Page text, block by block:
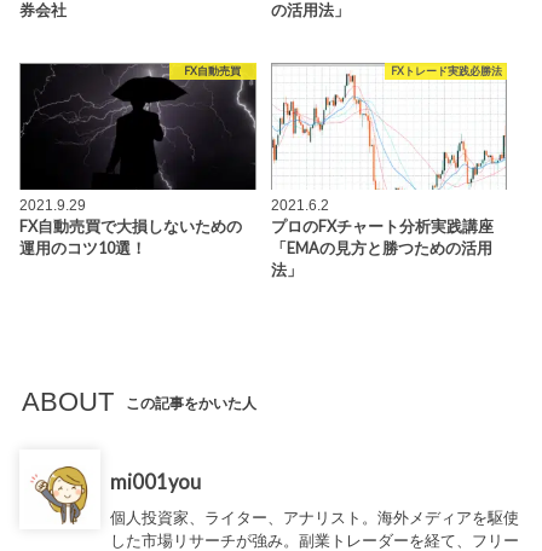
券会社
の活用法」
FX自動売買
2021.9.29
FX自動売買で大損しないための
運用のコツ10選！
FXトレード実践必勝法
2021.6.2
プロのFXチャート分析実践講座
「EMAの見方と勝つための活用
法」
ABOUT この記事をかいた人
mi001you
個人投資家、ライター、アナリスト。海外メディアを駆使
した市場リサーチが強み。副業トレーダーを経て、フリー